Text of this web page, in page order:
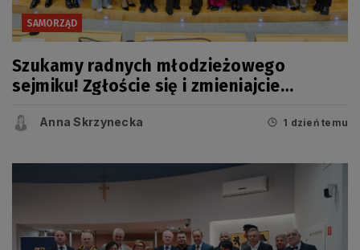
SAMORZĄD
Szukamy radnych młodzieżowego
sejmiku! Zgłoście się i zmieniajcie
Anna Skrzynecka 1 dzień temu